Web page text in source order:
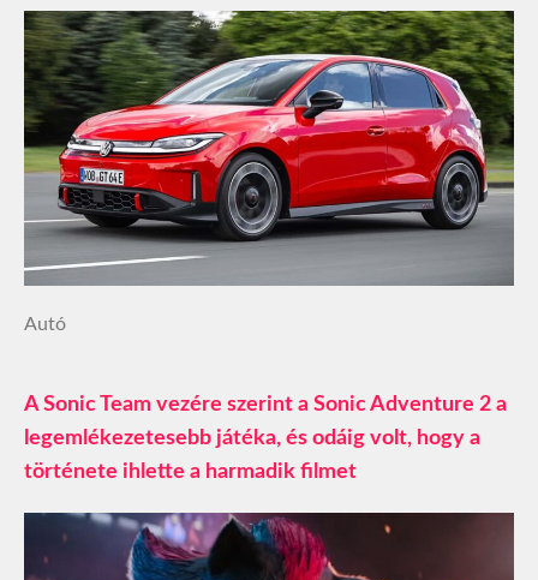
Autó
A Sonic Team vezére szerint a Sonic Adventure 2 a
legemlékezetesebb játéka, és odáig volt, hogy a
története ihlette a harmadik filmet